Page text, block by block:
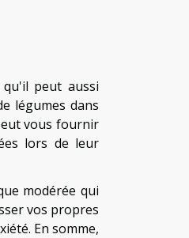
peut aussi
légumes dans
vous fournir
lors de leur
modérée qui
vos propres
En somme,